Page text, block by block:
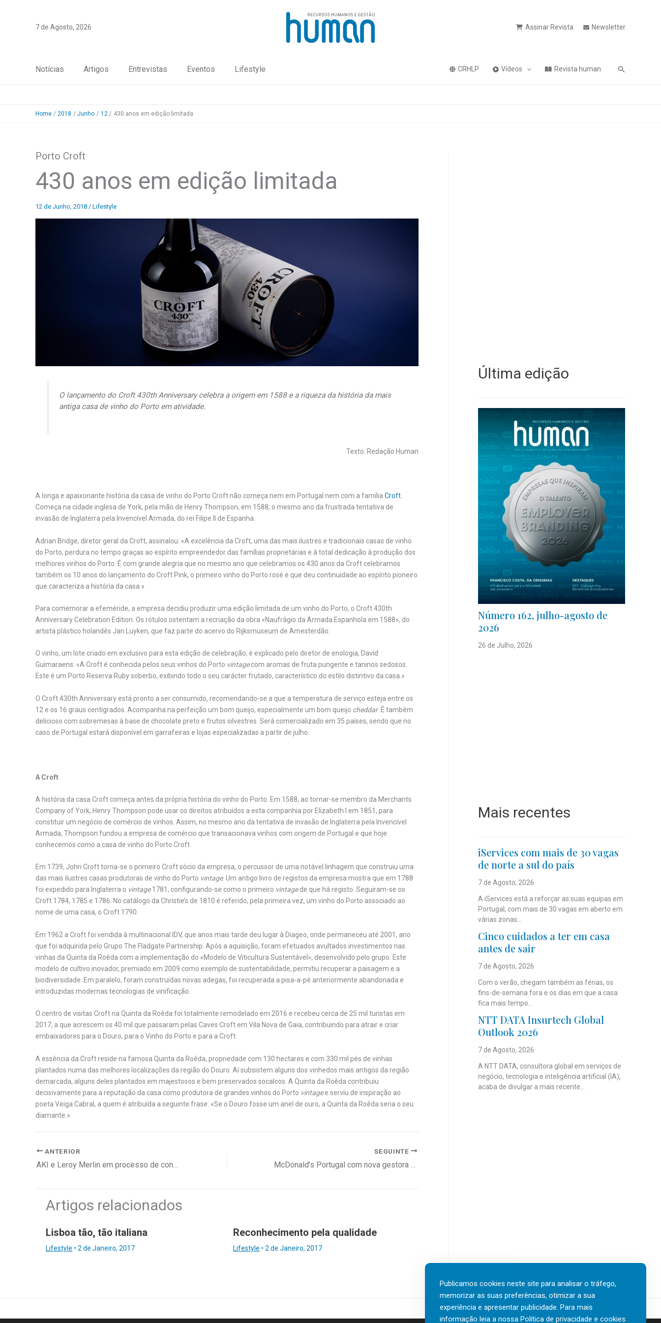
7 de Agosto, 2026 Assinar Revista Newsletter
Notícias Artigos Entrevistas Eventos Lifestyle CRHLP Vídeos Revista human Pesquisa
Home 2018 Junho 12 430 anos em edição limitada
Porto Croft
430 anos em edição limitada
12 de Junho, 2018 / Lifestyle
O lançamento do Croft 430th Anniversary celebra a origem em 1588 e a riqueza da história da mais
antiga casa de vinho do Porto em atividade.
Texto: Redação Human
A longa e apaixonante história da casa de vinho do Porto Croft não começa nem em Portugal nem com a família Croft.
Começa na cidade inglesa de York, pela mão de Henry Thompson, em 1588, o mesmo ano da frustrada tentativa de
invasão de Inglaterra pela Invencível Armada, do rei Filipe II de Espanha.
Adrian Bridge, diretor geral da Croft, assinalou: «A excelência da Croft, uma das mais ilustres e tradicionais casas de vinho
do Porto, perdura no tempo graças ao espírito empreendedor das famílias proprietárias e à total dedicação à produção dos
melhores vinhos do Porto. É com grande alegria que no mesmo ano que celebramos os 430 anos da Croft celebramos
também os 10 anos do lançamento do Croft Pink, o primeiro vinho do Porto rosé e que deu continuidade ao espírito pioneiro
que caracteriza a história da casa.»
Para comemorar a efeméride, a empresa decidiu produzir uma edição limitada de um vinho do Porto, o Croft 430th
Anniversary Celebration Edition. Os rótulos ostentam a recriação da obra «Naufrágio da Armada Espanhola em 1588», do
artista plástico holandês Jan Luyken, que faz parte do acervo do Rijksmuseum de Amesterdão.
O vinho, um lote criado em exclusivo para esta edição de celebração, é explicado pelo diretor de enologia, David
Guimaraens: «A Croft é conhecida pelos seus vinhos do Porto vintagecom aromas de fruta pungente e taninos sedosos.
Este é um Porto Reserva Ruby soberbo, exibindo todo o seu carácter frutado, característico do estilo distintivo da casa.»
O Croft 430th Anniversary está pronto a ser consumido, recomendando-se a que a temperatura de serviço esteja entre os
12 e os 16 graus centígrados. Acompanha na perfeição um bom queijo, especialmente um bom queijo cheddar. É também
delicioso com sobremesas à base de chocolate preto e frutos silvestres. Será comercializado em 35 países, sendo que no
caso de Portugal estará disponível em garrafeiras e lojas especializadas a partir de julho.
A Croft
A história da casa Croft começa antes da própria história do vinho do Porto. Em 1588, ao tornar-se membro da Merchants
Company of York, Henry Thompson pode usar os direitos atribuídos a esta companhia por Elizabeth I em 1851, para
constituir um negócio de comércio de vinhos. Assim, no mesmo ano da tentativa de invasão de Inglaterra pela Invencível
Armada, Thompson fundou a empresa de comércio que transacionava vinhos com origem de Portugal e que hoje
conhecemos como a casa de vinho do Porto Croft.
Em 1739, John Croft torna-se o primeiro Croft sócio da empresa, o percussor de uma notável linhagem que construiu uma
das mais ilustres casas produtoras de vinho do Porto vintage. Um antigo livro de registos da empresa mostra que em 1788
foi expedido para Inglaterra o vintage1781, configurando-se como o primeiro vintagede que há registo. Seguiram-se os
Croft 1784, 1785 e 1786. No catálogo da Christie’s de 1810 é referido, pela primeira vez, um vinho do Porto associado ao
nome de uma casa, o Croft 1790.
Em 1962 a Croft foi vendida à multinacional IDV, que anos mais tarde deu lugar à Diageo, onde permaneceu até 2001, ano
que foi adquirida pelo Grupo The Fladgate Partnership. Após a aquisição, foram efetuados avultados investimentos nas
vinhas da Quinta da Roêda com a implementação do «Modelo de Viticultura Sustentável», desenvolvido pelo grupo. Este
modelo de cultivo inovador, premiado em 2009 como exemplo de sustentabilidade, permitiu recuperar a paisagem e a
biodiversidade. Em paralelo, foram construídas novas adegas, foi recuperada a pisa-a-pé anteriormente abandonada e
introduzidas modernas tecnologias de vinificação.
O centro de visitas Croft na Quinta da Roêda foi totalmente remodelado em 2016 e recebeu cerca de 25 mil turistas em
2017, a que acrescem os 40 mil que passaram pelas Caves Croft em Vila Nova de Gaia, contribuindo para atrair e criar
embaixadores para o Douro, para o Vinho do Porto e para a Croft.
A essência da Croft reside na famosa Quinta da Roêda, propriedade com 130 hectares e com 330 mil pés de vinhas
plantados numa das melhores localizações da região do Douro. Aí subsistem alguns dos vinhedos mais antigos da região
demarcada, alguns deles plantados em majestosos e bem preservados socalcos. A Quinta da Roêda contribuiu
decisivamente para a reputação da casa como produtora de grandes vinhos do Porto vintagee serviu de inspiração ao
poeta Veiga Cabral, a quem é atribuída a seguinte frase: «Se o Douro fosse um anel de ouro, a Quinta da Roêda seria o seu
diamante.»
ANTERIOR
AKI e Leroy Merlin em processo de convergência
SEGUINTE
McDonald’s Portugal com nova gestora de comunicação
Artigos relacionados
Lisboa tão, tão italiana
Lifestyle • 2 de Janeiro, 2017
Reconhecimento pela qualidade
Lifestyle • 2 de Janeiro, 2017
Última edição
Número 162, julho-agosto de
2026
26 de Julho, 2026
Mais recentes
iServices com mais de 30 vagas
de norte a sul do país
7 de Agosto, 2026
A iServices está a reforçar as suas equipas em
Portugal, com mais de 30 vagas em aberto em
várias zonas...
Cinco cuidados a ter em casa
antes de sair
7 de Agosto, 2026
Com o verão, chegam também as férias, os
fins-de-semana fora e os dias em que a casa
fica mais tempo...
NTT DATA Insurtech Global
Outlook 2026
7 de Agosto, 2026
A NTT DATA, consultora global em serviços de
negócio, tecnologia e inteligência artificial (IA),
acaba de divulgar a mais recente...
Publicamos cookies neste site para analisar o tráfego,
memorizar as suas preferências, otimizar a sua
experiência e apresentar publicidade. Para mais
informação leia a nossa Política de privacidade e cookies.